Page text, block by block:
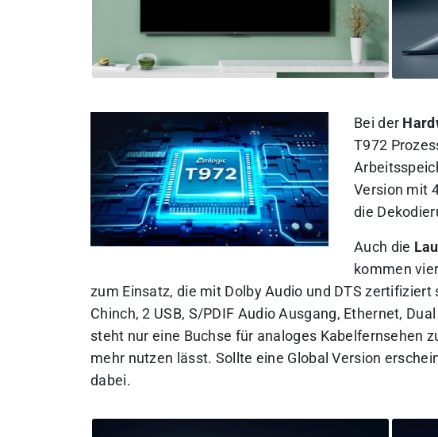
Bei der
T972
Version mit
die
Auch die
kommen
zum Einsatz, die mit Dolby Audio und DTS zertifiziert
Chinch, 2 USB, S/PDIF Audio Ausgang, Ethernet,
steht nur eine Buchse für analoges Kabelfernsehen
mehr nutzen lässt. Sollte eine Global Version
dabei.